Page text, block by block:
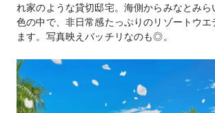
ファミリーウェ
ディング
授乳室 オムツ替えスペース 離乳食対
キッズスペース
離乳食持込可
挙式スタイル 教会式（館内）297,000円、人前式
料理料金
フレンチ・四季彩創作料理11,000
むオーガニック料理あり
れ家のような貸切邸宅。海側からみなとみ
色の中で、非日常感たっぷりのリゾートウ
ます。写真映えバッチリなのも◎。